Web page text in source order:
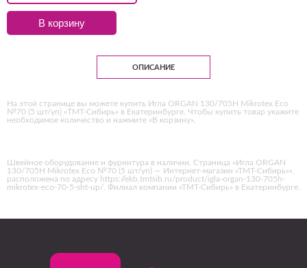
В корзину
ОПИСАНИЕ
На этой странице вы можете купить Игла ORGAN 130/705H Mikrotex Eco
№70 (5 шт/уп) «ТМТ-Сибирь» в Екатеринбурге. Чтобы купить товар укажите
необходимое количество и нажмите «В корзину».
Швейное оборудование и фурнитура в наличии. Страница «Игла ORGAN
130/705H Mikrotex Eco №70 (5 шт/уп) — Интернет-магазин «ТМТ-Сибирь»»,
расположена по адресу https://ekb.tmtsib.ru/product/igla-organ-130-705h-
mikrotex-eco-70-5-sht-up/. Филиал компании «ТМТ-Сибирь» в Екатеринбурге.